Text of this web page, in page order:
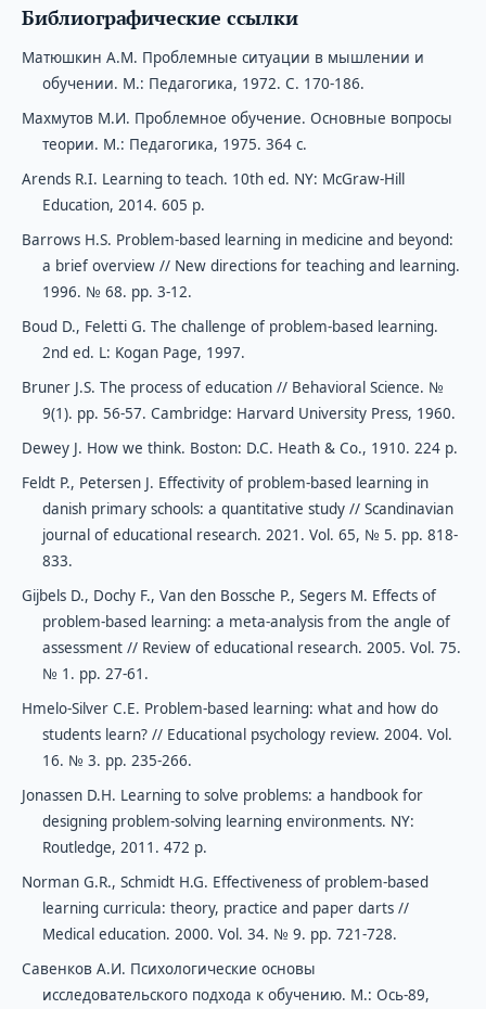
Библиографические ссылки
Матюшкин А.М. Проблемные ситуации в мышлении и
обучении. М.: Педагогика, 1972. C. 170-186.
Махмутов М.И. Проблемное обучение. Основные вопросы
теории. М.: Педагогика, 1975. 364 c.
Arends R.I. Learning to teach. 10th ed. NY: McGraw-Hill
Education, 2014. 605 p.
Barrows H.S. Problem-based learning in medicine and beyond:
a brief overview // New directions for teaching and learning.
1996. № 68. pp. 3-12.
Boud D., Feletti G. The challenge of problem-based learning.
2nd ed. L: Kogan Page, 1997.
Bruner J.S. The process of education // Behavioral Science. №
9(1). рр. 56-57. Cambridge: Harvard University Press, 1960.
Dewey J. How we think. Boston: D.C. Heath & Co., 1910. 224 p.
Feldt P., Petersen J. Effectivity of problem-based learning in
danish primary schools: a quantitative study // Scandinavian
journal of educational research. 2021. Vol. 65, № 5. pp. 818-
833.
Gijbels D., Dochy F., Van den Bossche P., Segers M. Effects of
problem-based learning: a meta-analysis from the angle of
assessment // Review of educational research. 2005. Vol. 75.
№ 1. pp. 27-61.
Hmelo-Silver C.E. Problem-based learning: what and how do
students learn? // Educational psychology review. 2004. Vol.
16. № 3. pp. 235-266.
Jonassen D.H. Learning to solve problems: a handbook for
designing problem-solving learning environments. NY:
Routledge, 2011. 472 p.
Norman G.R., Schmidt H.G. Effectiveness of problem-based
learning curricula: theory, practice and paper darts //
Medical education. 2000. Vol. 34. № 9. pp. 721-728.
Савенков А.И. Психологические основы
исследовательского подхода к обучению. М.: Ось-89,